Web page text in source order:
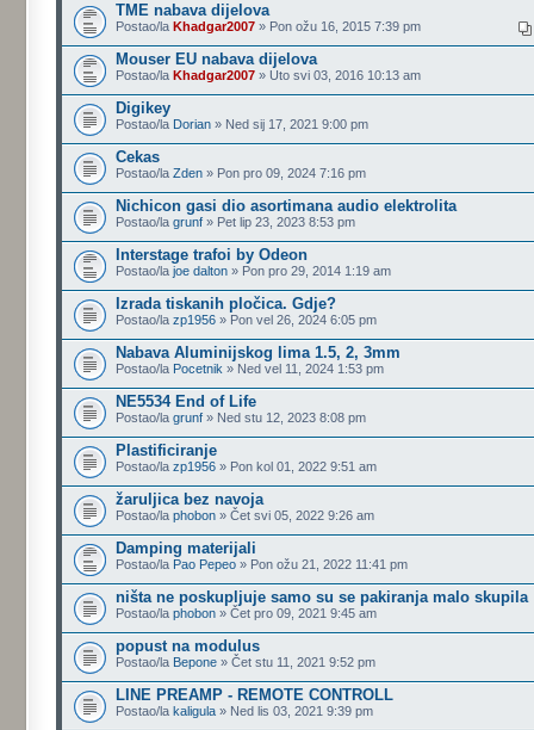
TME nabava dijelova
Postao/la Khadgar2007 » Pon ožu 16, 2015 7:39 pm
Mouser EU nabava dijelova
Postao/la Khadgar2007 » Uto svi 03, 2016 10:13 am
Digikey
Postao/la Dorian » Ned sij 17, 2021 9:00 pm
Cekas
Postao/la Zden » Pon pro 09, 2024 7:16 pm
Nichicon gasi dio asortimana audio elektrolita
Postao/la grunf » Pet lip 23, 2023 8:53 pm
Interstage trafoi by Odeon
Postao/la joe dalton » Pon pro 29, 2014 1:19 am
Izrada tiskanih pločica. Gdje?
Postao/la zp1956 » Pon vel 26, 2024 6:05 pm
Nabava Aluminijskog lima 1.5, 2, 3mm
Postao/la Pocetnik » Ned vel 11, 2024 1:53 pm
NE5534 End of Life
Postao/la grunf » Ned stu 12, 2023 8:08 pm
Plastificiranje
Postao/la zp1956 » Pon kol 01, 2022 9:51 am
žaruljica bez navoja
Postao/la phobon » Čet svi 05, 2022 9:26 am
Damping materijali
Postao/la Pao Pepeo » Pon ožu 21, 2022 11:41 pm
ništa ne poskupljuje samo su se pakiranja malo skupila
Postao/la phobon » Čet pro 09, 2021 9:45 am
popust na modulus
Postao/la Bepone » Čet stu 11, 2021 9:52 pm
LINE PREAMP - REMOTE CONTROLL
Postao/la kaligula » Ned lis 03, 2021 9:39 pm